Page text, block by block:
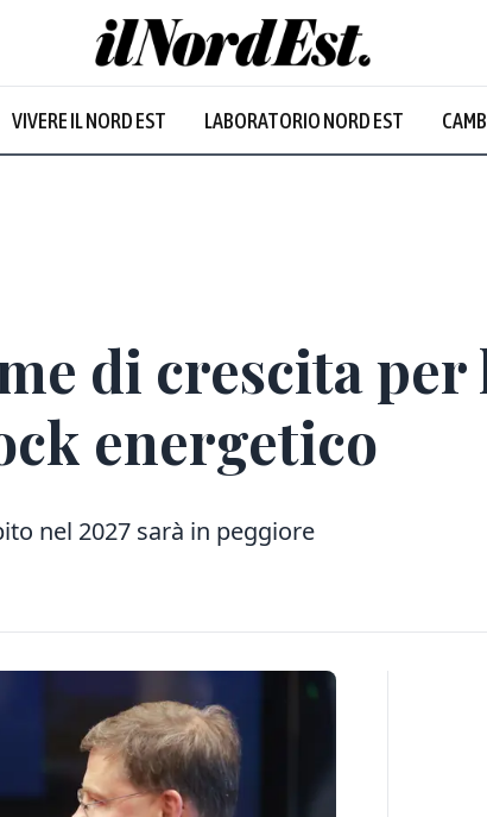
VIVERE IL NORD EST LABORATORIO NORD EST
Prevalentemente soleggiato
di crescita
energetico
nel 2027 sarà in peggiore